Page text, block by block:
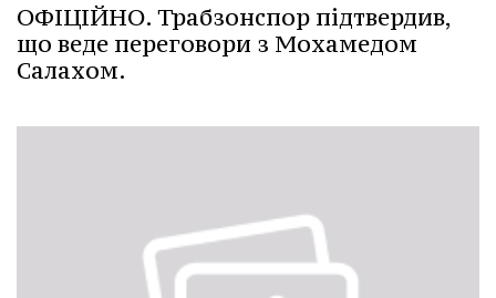
ОФІЦІЙНО. Трабзонспор підтвердив,
що веде переговори з Мохамедом
Салахом.